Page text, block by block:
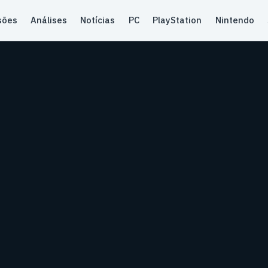
Análises Notícias PC PlayStation Nintendo